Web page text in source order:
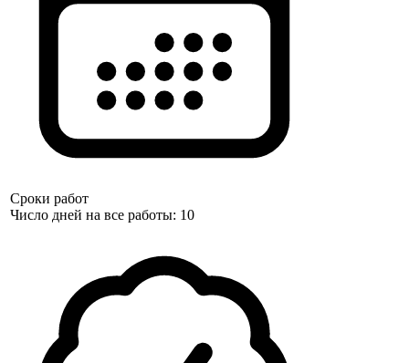
Сроки работ
Число дней на все работы: 10